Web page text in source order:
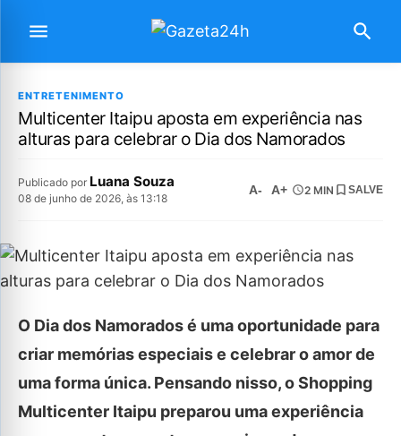
ENTRETENIMENTO
Multicenter Itaipu aposta em experiência nas
alturas para celebrar o Dia dos Namorados
Publicado por Luana Souza
08 de junho de 2026, às 13:18
A- A+ 2 MIN SALVE
O Dia dos Namorados é uma oportunidade para
criar memórias especiais e celebrar o amor de
uma forma única. Pensando nisso, o Shopping
Multicenter Itaipu preparou uma experiência